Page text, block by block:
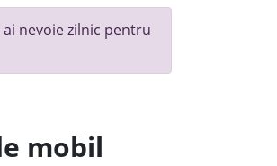
nevoie zilnic pentru
mobil